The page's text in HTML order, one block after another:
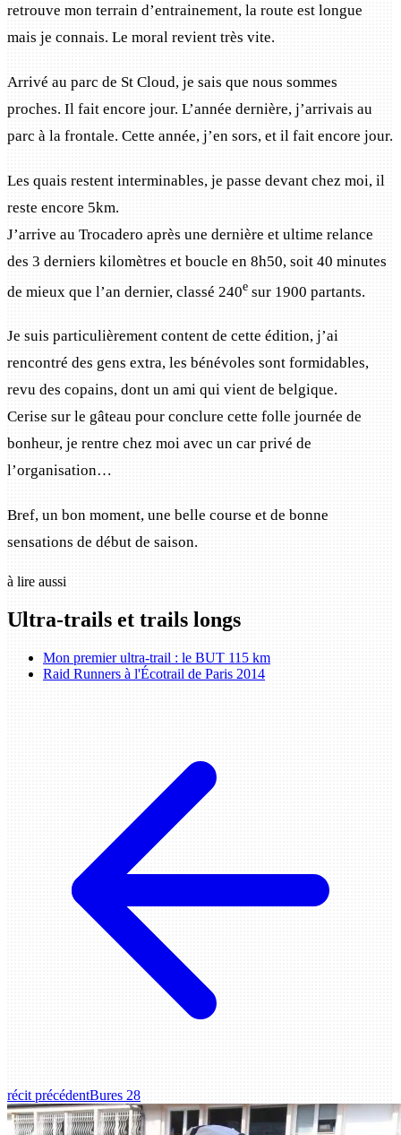
retrouve mon terrain d’entrainement, la route est longue
mais je connais. Le moral revient très vite.
Arrivé au parc de St Cloud, je sais que nous sommes
proches. Il fait encore jour. L’année dernière, j’arrivais au
parc à la frontale. Cette année, j’en sors, et il fait encore jour.
Les quais restent interminables, je passe devant chez moi, il
reste encore 5km.
J’arrive au Trocadero après une dernière et ultime relance
des 3 derniers kilomètres et boucle en 8h50, soit 40 minutes
de mieux que l’an dernier, classé 240e sur 1900 partants.
Je suis particulièrement content de cette édition, j’ai
rencontré des gens extra, les bénévoles sont formidables,
revu des copains, dont un ami qui vient de belgique.
Cerise sur le gâteau pour conclure cette folle journée de
bonheur, je rentre chez moi avec un car privé de
l’organisation…
Bref, un bon moment, une belle course et de bonne
sensations de début de saison.
à lire aussi
Ultra-trails et trails longs
Mon premier ultra-trail : le BUT 115 km
Raid Runners à l'Écotrail de Paris 2014
récit précédentBures 28